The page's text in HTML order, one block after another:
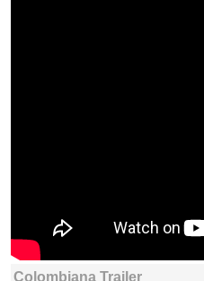
Colombiana Trailer